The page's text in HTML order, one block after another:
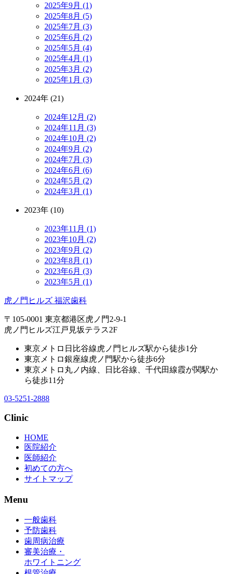
2025年9月 (1)
2025年8月 (5)
2025年7月 (3)
2025年6月 (2)
2025年5月 (4)
2025年4月 (1)
2025年3月 (2)
2025年1月 (3)
2024年 (21)
2024年12月 (2)
2024年11月 (3)
2024年10月 (2)
2024年9月 (2)
2024年7月 (3)
2024年6月 (6)
2024年5月 (2)
2024年3月 (1)
2023年 (10)
2023年11月 (1)
2023年10月 (2)
2023年9月 (2)
2023年8月 (1)
2023年6月 (3)
2023年5月 (1)
虎ノ門ヒルズ 福沢歯科
〒105-0001 東京都港区虎ノ門2-9-1
虎ノ門ヒルズ江戸見坂テラス2F
東京メトロ日比谷線虎ノ門ヒルズ駅から徒歩1分
東京メトロ銀座線虎ノ門駅から徒歩6分
東京メトロ丸ノ内線、日比谷線、千代田線霞が関駅か
ら徒歩11分
03-5251-2888
Clinic
HOME
医院紹介
医師紹介
初めての方へ
サイトマップ
Menu
一般歯科
予防歯科
歯周病治療
審美治療・
ホワイトニング